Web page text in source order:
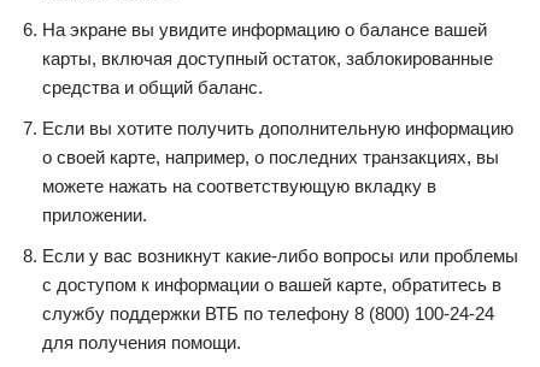
На экране вы увидите информацию о балансе вашей
карты, включая доступный остаток, заблокированные
средства и общий баланс.
Если вы хотите получить дополнительную информацию
о своей карте, например, о последних транзакциях, вы
можете нажать на соответствующую вкладку в
приложении.
Если у вас возникнут какие-либо вопросы или проблемы
с доступом к информации о вашей карте, обратитесь в
службу поддержки ВТБ по телефону 8 (800) 100-24-24
для получения помощи.